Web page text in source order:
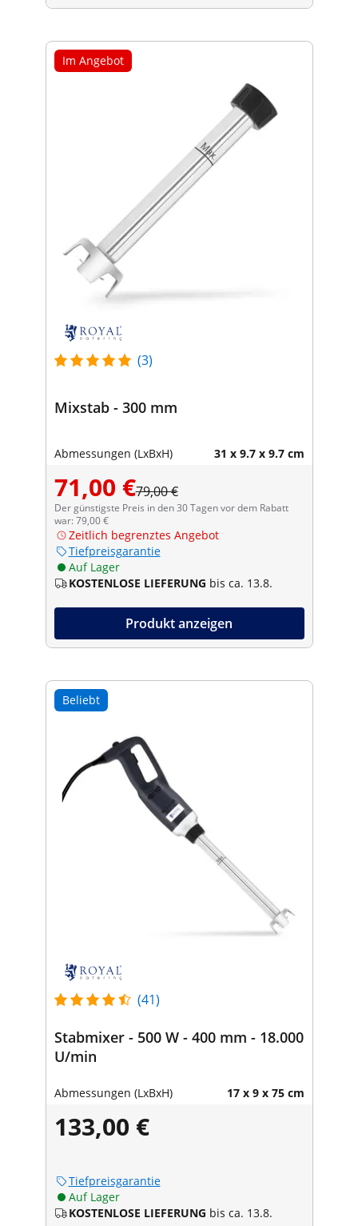
Im Angebot
(3)
Mixstab - 300 mm
Abmessungen (LxBxH) 31 x 9.7 x 9.7 cm
71,00 €79,00 €
Der günstigste Preis in den 30 Tagen vor dem Rabatt
war: 79,00 €
Zeitlich begrenztes Angebot
Tiefpreisgarantie
Auf Lager
KOSTENLOSE LIEFERUNG bis ca. 13.8.
Produkt anzeigen
Beliebt
(41)
Stabmixer - 500 W - 400 mm - 18.000
U/min
Abmessungen (LxBxH) 17 x 9 x 75 cm
133,00 €
Tiefpreisgarantie
Auf Lager
KOSTENLOSE LIEFERUNG bis ca. 13.8.